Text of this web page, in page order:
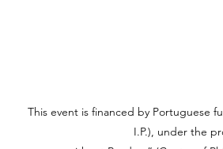
This event is financed by Portuguese
I.P.), under the